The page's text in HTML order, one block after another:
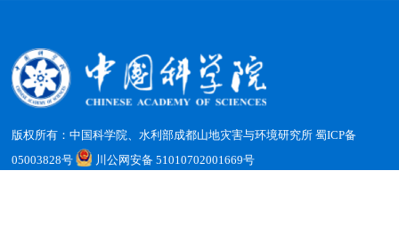
版权所有：中国科学院、水利部成都山地灾害与环境研究所蜀ICP备
05003828号
川公网安备 51010702001669号